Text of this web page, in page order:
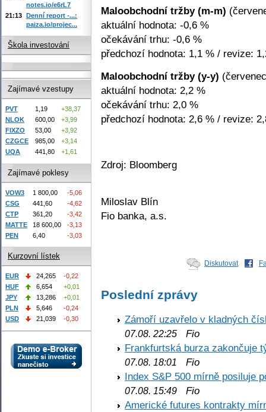
Maloobchodní tržby (m-m)
aktuální hodnota: -0,6 %
očekávání trhu: -0,6 %
předchozí hodnota: 1,1 % / revize:
Maloobchodní tržby (y-y)
aktuální hodnota: 2,2 %
očekávání trhu: 2,0 %
předchozí hodnota: 2,6 % / revize:
Zdroj: Bloomberg
Miloslav Blín
Fio banka, a.s.
Diskutovat
Poslední zprávy
Zámoří uzavřelo v kladných
07.08. 22:25 Fio
Frankfurtská burza zakončuje
07.08. 18:01
Fio
Index S&P 500 mírně posiluje
07.08. 15:49 Fio
Americké futures kontrakty
notes.io/e6rL7
21:13 Denní report -...:
paiza.io/projec...
Škola investování
Zajímavé vzestupy
PVT 1,19
+38,37
NLOK
600,00
+3,99
FIXZO
53,00
+3,92
CZGCE
985,00
+3,14
UQA
441,80 +1,61
Zajímavé poklesy
VOW3 1 800,00
-5,06
CSG
441,60
-4,62
CTP
361,20
-3,42
MATTE
18 600,00
-3,13
PEN
6,40 -3,03
Kurzovní lístek
EUR 24,265
-0,22
HUF
6,654
+0,01
JPY
13,286
+0,01
PLN
5,646
-0,24
USD
21,039 -0,30